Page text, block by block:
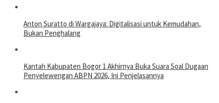
Anton Suratto di Wargajaya: Digitalisasi untuk Kemudahan,
Bukan Penghalang
Kantah Kabupaten Bogor 1 Akhirnya Buka Suara Soal Dugaan
Penyelewengan ABPN 2026, Ini Penjelasannya